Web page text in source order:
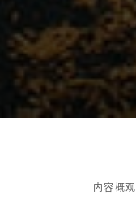
内容概观